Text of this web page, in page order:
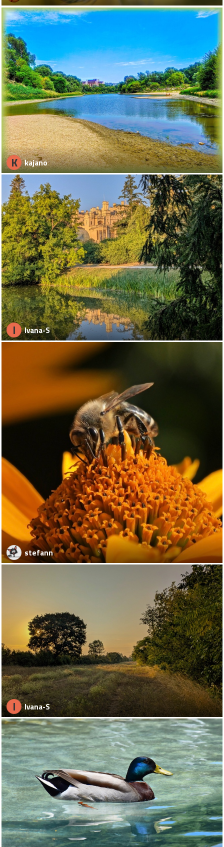
K kajano
I Ivana-S
stefann
I Ivana-S